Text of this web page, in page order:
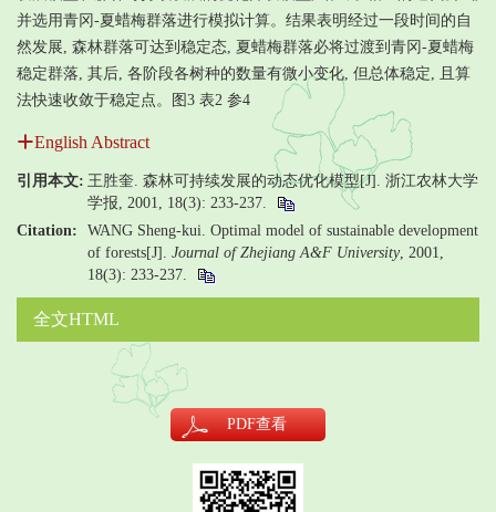
并选用青冈-夏蜡梅群落进行模拟计算。结果表明经过一段时间的自
然发展, 森林群落可达到稳定态, 夏蜡梅群落必将过渡到青冈-夏蜡梅
稳定群落, 其后, 各阶段各树种的数量有微小变化, 但总体稳定, 且算
法快速收敛于稳定点。图3 表2 参4
English Abstract
引用本文: 王胜奎. 森林可持续发展的动态优化模型[J]. 浙江农林大学
学报, 2001, 18(3): 233-237.
Citation:
WANG Sheng-kui. Optimal model of sustainable development
of forests[J]. Journal of Zhejiang A&F University, 2001,
18(3): 233-237.
全文HTML
PDF查看